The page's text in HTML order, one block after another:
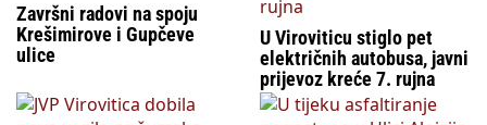
Završni radovi na spoju
Krešimirove i Gupčeve
ulice
U Viroviticu stiglo pet
električnih autobusa, javni
prijevoz kreće 7. rujna